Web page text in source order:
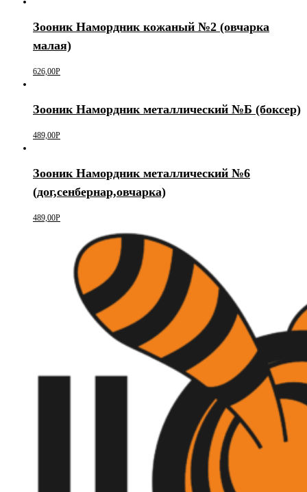
Зооник Намордник кожаный №2 (овчарка
малая)
626,00Р
Зооник Намордник металлический №Б (боксер)
489,00Р
Зооник Намордник металлический №6
(дог,сенбернар,овчарка)
489,00Р